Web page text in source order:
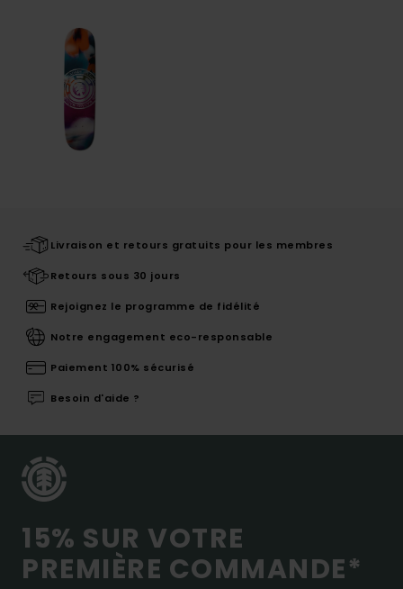
Livraison et retours gratuits pour les membres
Retours sous 30 jours
Rejoignez le programme de fidélité
Notre engagement eco-responsable
Paiement 100% sécurisé
Besoin d'aide ?
15% SUR VOTRE
PREMIÈRE COMMANDE*